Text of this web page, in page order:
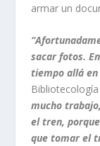
armar un
sacar fotos.
tiempo allá en
mucho
el tren,
que tomar el